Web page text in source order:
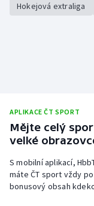
Ragby
Sportovní střelba
Triatlon
Hokejová extraliga
APLIKACE ČT SPORT
Mějte celý
velké
S mobilní aplikací,
máte ČT sport vždy
bonusový obsah